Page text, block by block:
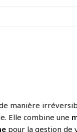
manière
Elle combine une
pour la gestion de